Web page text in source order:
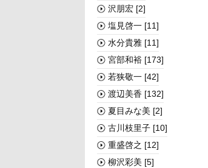
沢朋宏 [2]
塩見啓一 [11]
水分貴雅 [11]
宮部和裕 [173]
若狭敬一 [42]
渡辺美香 [132]
夏目みな美 [2]
古川枝里子 [10]
重盛啓之 [12]
柳沢彩美 [5]